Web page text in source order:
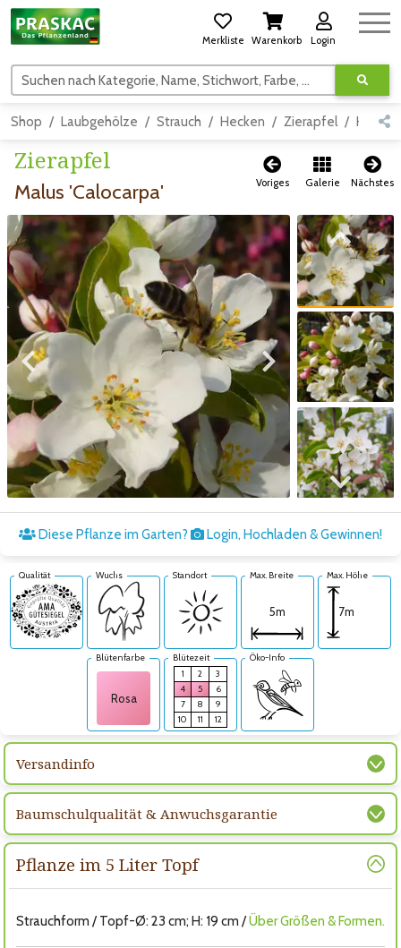
Merkliste Warenkorb Login
Suchen nach Kategorie, Name, Stichwort, Farbe, usw.
Shop Laubgehölze Strauch Hecken Zierapfel
Zierapfel
Malus 'Calocarpa' Voriges Galerie Nächstes
Zum vorigen Bild Zum nächsten Bild
Zum vorigen Bild
Zum nächsten Bild
Diese Pflanze im Garten? Login, Hochladen & Gewinnen!
Qualität Wuchs Standort Max. Breite
5m
Max. Höhe
7m
Blütenfarbe
Rosa
Blütezeit
1
2
3
4
5
6
7
8
9
10
11 12
Öko-Info
Versandinfo
Baumschulqualität & Anwuchsgarantie
Pflanze im 5 Liter Topf
Strauchform / Topf-Ø: 23 cm; H: 19 cm /Über Größen & Formen.